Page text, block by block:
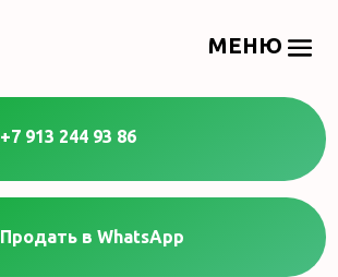
+7 913 244 93 86
Продать в WhatsApp